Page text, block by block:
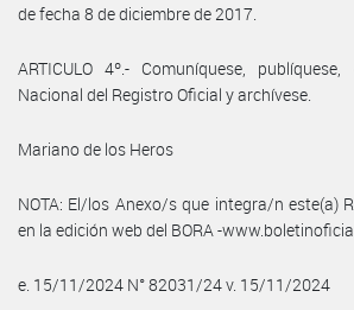
de fecha 8 de diciembre de 2017.
ARTICULO 4º.- Comuníquese,
Nacional del Registro Oficial y archívese.
Mariano de los Heros
NOTA: El/los Anexo/s que integra/n este(a)
en la edición web del BORA -
e. 15/11/2024 N° 82031/24 v. 15/11/2024